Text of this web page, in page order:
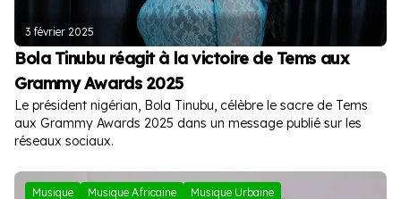
3 février 2025
Bola Tinubu réagit à la victoire de Tems aux
Grammy Awards 2025
Le président nigérian, Bola Tinubu, célèbre le sacre de Tems
aux Grammy Awards 2025 dans un message publié sur les
réseaux sociaux.
Musique Musique Africaine Musique Urbaine